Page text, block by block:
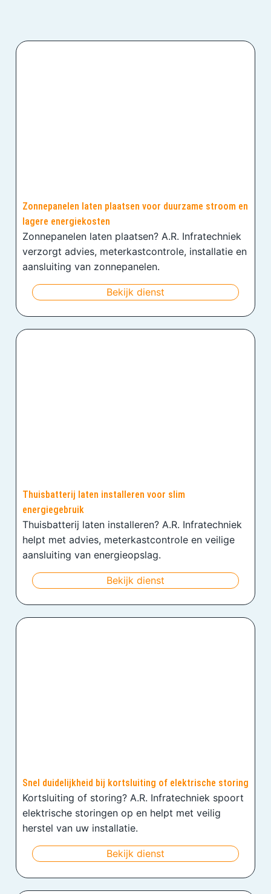
Zonnepanelen laten plaatsen voor duurzame stroom en
lagere energiekosten
Zonnepanelen laten plaatsen? A.R. Infratechniek
verzorgt advies, meterkastcontrole, installatie en
aansluiting van zonnepanelen.
Bekijk dienst
Thuisbatterij laten installeren voor slim
energiegebruik
Thuisbatterij laten installeren? A.R. Infratechniek
helpt met advies, meterkastcontrole en veilige
aansluiting van energieopslag.
Bekijk dienst
Snel duidelijkheid bij kortsluiting of elektrische storing
Kortsluiting of storing? A.R. Infratechniek spoort
elektrische storingen op en helpt met veilig
herstel van uw installatie.
Bekijk dienst